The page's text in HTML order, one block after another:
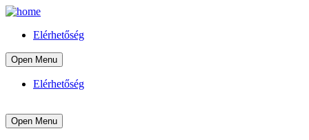
Elérhetőség
Open Menu
Elérhetőség
Open Menu